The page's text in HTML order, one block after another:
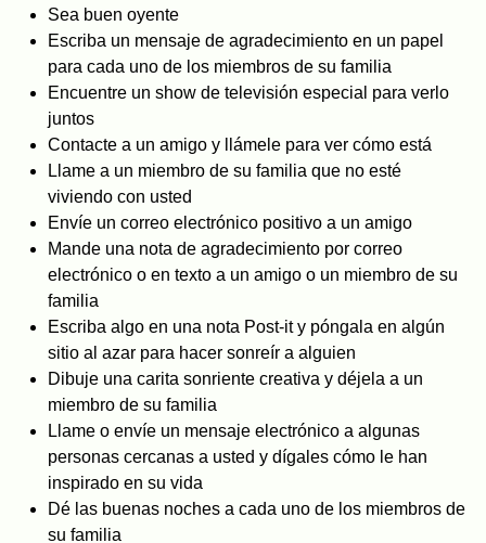
Sea buen oyente
Escriba un mensaje de agradecimiento en un papel
para cada uno de los miembros de su familia
Encuentre un show de televisión especial para verlo
juntos
Contacte a un amigo y llámele para ver cómo está
Llame a un miembro de su familia que no esté
viviendo con usted
Envíe un correo electrónico positivo a un amigo
Mande una nota de agradecimiento por correo
electrónico o en texto a un amigo o un miembro de su
familia
Escriba algo en una nota Post-it y póngala en algún
sitio al azar para hacer sonreír a alguien
Dibuje una carita sonriente creativa y déjela a un
miembro de su familia
Llame o envíe un mensaje electrónico a algunas
personas cercanas a usted y dígales cómo le han
inspirado en su vida
Dé las buenas noches a cada uno de los miembros de
su familia